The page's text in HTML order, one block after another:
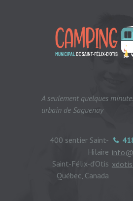
A seulement quelques
urbain de Saguenay
400 sentier Saint-
Hilaire
Saint-Félix-d'Otis
Québec, Canada